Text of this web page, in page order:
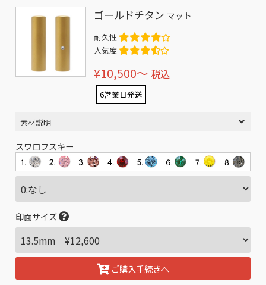
ゴールドチタン マット
耐久性
人気度
¥10,500〜 税込
6営業日発送
素材説明
スワロフスキー
印面サイズ
ご購入手続きへ